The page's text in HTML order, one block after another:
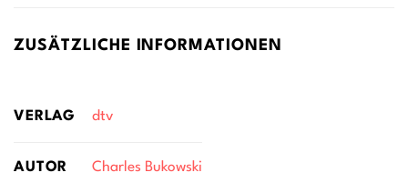
ZUSÄTZLICHE INFORMATIONEN
VERLAG dtv
AUTOR Charles Bukowski